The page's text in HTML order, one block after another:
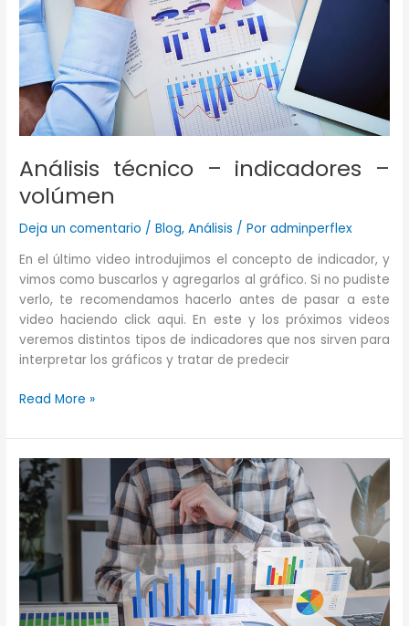
Parte
1
Análisis técnico – indicadores –
volúmen
Deja un comentario /Blog,Análisis / Poradminperflex
En el último video introdujimos el concepto de indicador, y
vimos como buscarlos y agregarlos al gráfico. Si no pudiste
verlo, te recomendamos hacerlo antes de pasar a este
video haciendo click aqui. En este y los próximos videos
veremos distintos tipos de indicadores que nos sirven para
interpretar los gráficos y tratar de predecir
Análisis
–
indicadores
–
volúmen
Read More »